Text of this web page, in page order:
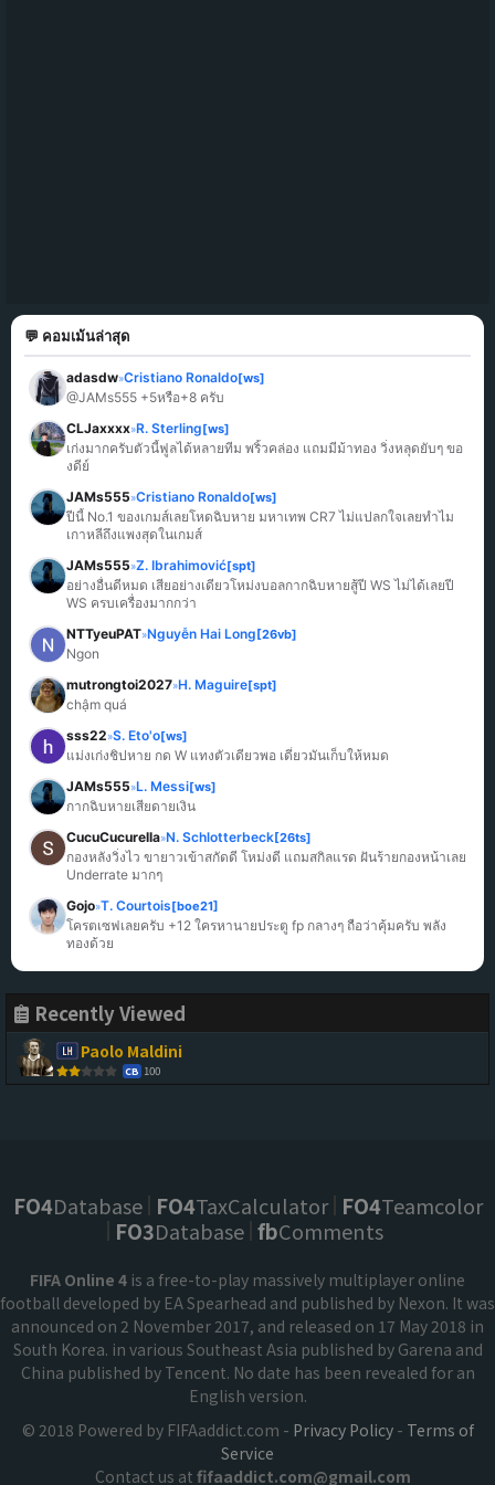
💬 คอมเม้นล่าสุด
adasdw»Cristiano Ronaldo[ws]
@JAMs555 +5หรือ+8 ครับ
CLJaxxxx»R. Sterling[ws]
เก่งมากครับตัวนี้ฟูลได้หลายทีม พริ้วคล่อง แถมมีม้าทอง วิ่งหลุดยับๆ ขอ
งดีย์
JAMs555»Cristiano Ronaldo[ws]
ปีนี้ No.1 ของเกมส์เลยโหดฉิบหาย มหาเทพ CR7 ไม่แปลกใจเลยทำไม
เกาหลีถึงแพงสุดในเกมส์
JAMs555»Z. Ibrahimović[spt]
อย่างอื่นดีหมด เสียอย่างเดียวโหม่งบอลกากฉิบหายสู้ปี WS ไม่ได้เลยปี
WS ครบเครื่องมากกว่า
NTTyeuPAT»Nguyễn Hai Long[26vb]
Ngon
mutrongtoi2027»H. Maguire[spt]
chậm quá
sss22»S. Eto'o[ws]
แม่งเก่งชิปหาย กด W แทงตัวเดียวพอ เดี๋ยวมันเก็บให้หมด
JAMs555»L. Messi[ws]
กากฉิบหายเสียดายเงิน
CucuCucurella»N. Schlotterbeck[26ts]
กองหลังวิ่งไว ขายาวเข้าสกัดดี โหม่งดี แถมสกิลแรด ฝันร้ายกองหน้าเลย
Underrate มากๆ
Gojo»T. Courtois[boe21]
โครตเซฟเลยครับ +12 ใครหานายประตู fp กลางๆ ถือว่าคุ้มครับ พลัง
ทองด้วย
Recently Viewed
Paolo Maldini
CB 100
FO4Database FO4TaxCalculator FO4Teamcolor
FO3Database fbComments
FIFA Online 4 is a free-to-play massively multiplayer online
football developed by EA Spearhead and published by Nexon. It was
announced on 2 November 2017, and released on 17 May 2018 in
South Korea. in various Southeast Asia published by Garena and
China published by Tencent. No date has been revealed for an
English version.
© 2018 Powered by FIFAaddict.com - Privacy Policy- Terms of
Service
Contact us at fifaaddict.com@gmail.com